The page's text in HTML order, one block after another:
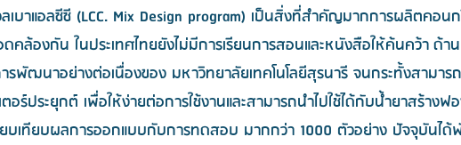
บาแอลซีซี (LCC. Mix Design program) เป็นสิ่งที่สำคัญมากการผลิตคอน
คล้องกัน ในประเทศไทยยังไม่มีการเรียนการสอนและหนังสือให้ค้นคว้าด้า
รพัฒนาอย่างต่อเนื่องของ มหาวิทยาลัยเทคโนโลยีสุรนารี จนกระทั้งสามาร
อร์ประยุกต์ เพื่อให้ง่ายต่อการใช้งานและสามารถนำไปใช้ได้กับน้ำยาสร้างฟ
เทียบผลการออกแบบกับการทดสอบ มากกว่า 1000 ตัวอย่าง ปัจจุบันได้